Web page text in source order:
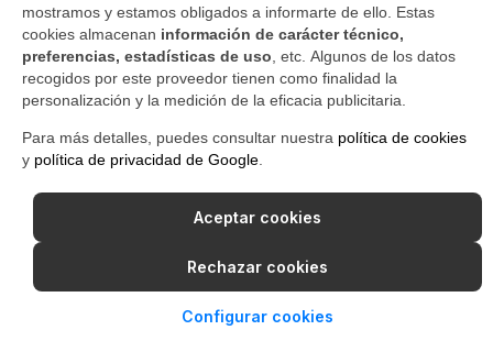
mostramos y estamos obligados a informarte de ello. Estas
cookies almacenan información de carácter técnico,
preferencias, estadísticas de uso , etc. Algunos de los datos
recogidos por este proveedor tienen como finalidad la
personalización y la medición de la eficacia publicitaria.
Para más detalles, puedes consultar nuestra política de cookies
y política de privacidad de Google
Aceptar cookies
Rechazar cookies
Configurar cookies